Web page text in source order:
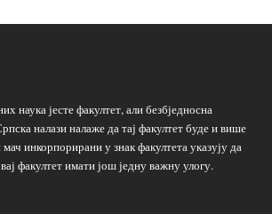
наука јесте факултет, али безбједносна
налази налаже да тај факултет буде и више
инкорпорирани у знак факултета указују да
факултет имати још једну важну улогу.